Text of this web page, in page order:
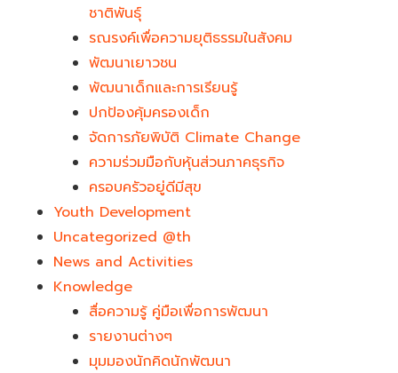
ชาติพันธุ์
รณรงค์เพื่อความยุติธรรมในสังคม
พัฒนาเยาวชน
พัฒนาเด็กและการเรียนรู้
ปกป้องคุ้มครองเด็ก
จัดการภัยพิบัติ Climate Change
ความร่วมมือกับหุ้นส่วนภาคธุรกิจ
ครอบครัวอยู่ดีมีสุข
Youth Development​
Uncategorized @th
News and Activities
Knowledge
สื่อความรู้ คู่มือเพื่อการพัฒนา
รายงานต่างๆ
มุมมองนักคิดนักพัฒนา